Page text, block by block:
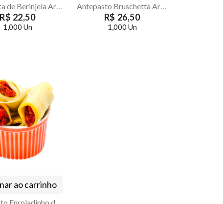
Caponata de Berinjela Artesanal Villa Dora 190g
R$ 22,50
1,000 Un
Antepasto Bruschetta Artesanal Villa Dora 190g
R$ 26,50
1,000 Un
ao carrinho